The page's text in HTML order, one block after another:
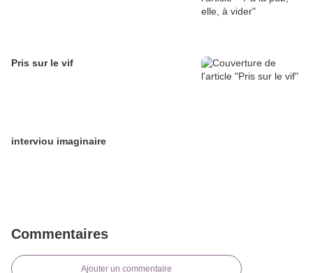
Pris sur le vif
interviou imaginaire
Commentaires
Ajouter un commentaire